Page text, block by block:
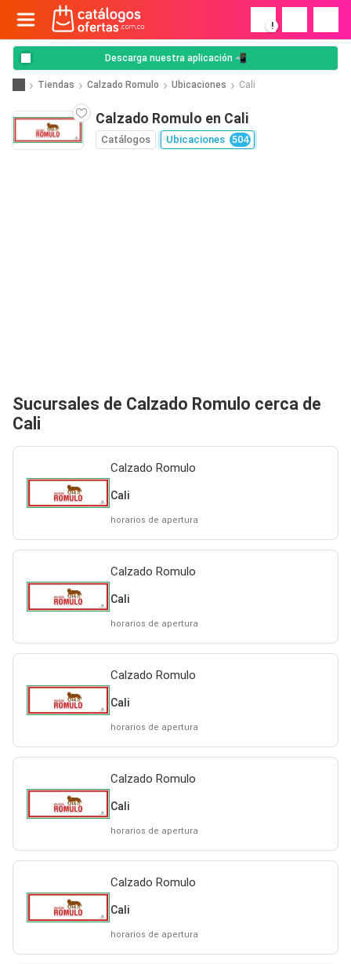
!
Descarga nuestra aplicación 📲
Tiendas Calzado Romulo Ubicaciones Cali
Calzado Romulo en Cali
Catálogos Ubicaciones 504
Sucursales de Calzado Romulo cerca de
Cali
Calzado Romulo
Cali
horarios de apertura
Calzado Romulo
Cali
horarios de apertura
Calzado Romulo
Cali
horarios de apertura
Calzado Romulo
Cali
horarios de apertura
Calzado Romulo
Cali
horarios de apertura